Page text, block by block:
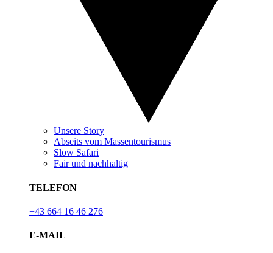
Unsere Story
Abseits vom Massentourismus
Slow Safari
Fair und nachhaltig
TELEFON
+43 664 16 46 276
E-MAIL